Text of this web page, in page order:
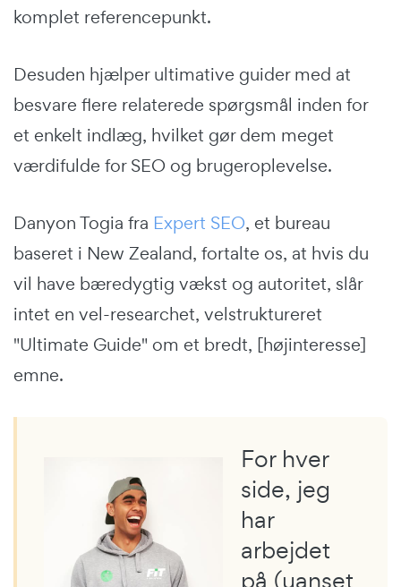
komplet referencepunkt.
Desuden hjælper ultimative guider med at
besvare flere relaterede spørgsmål inden for
et enkelt indlæg, hvilket gør dem meget
værdifulde for SEO og brugeroplevelse.
Danyon Togia fra Expert SEO, et bureau
baseret i New Zealand, fortalte os, at hvis du
vil have bæredygtig vækst og autoritet, slår
intet en vel-researchet, velstruktureret
"Ultimate Guide" om et bredt, [højinteresse]
emne.
For hver
side, jeg
har
arbejdet
på (uanset